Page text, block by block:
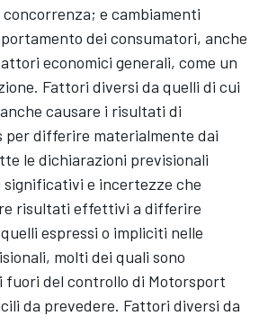
e cambiamenti
dei consumatori, anche
economici generali, come un
Fattori diversi da quelli di cui
causare i risultati di
per differire materialmente dai
le dichiarazioni previsionali
e incertezze che
risultati effettivi a differire
espressi o impliciti nelle
molti dei quali sono
fuori del controllo di Motorsport
da prevedere. Fattori diversi da